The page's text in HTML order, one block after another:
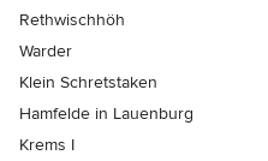
Rethwischhöh
Warder
Klein Schretstaken
Hamfelde in Lauenburg
Krems I